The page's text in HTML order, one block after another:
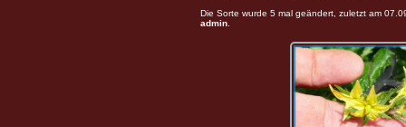
Die Sorte wurde 5 mal geändert, zuletzt am
admin